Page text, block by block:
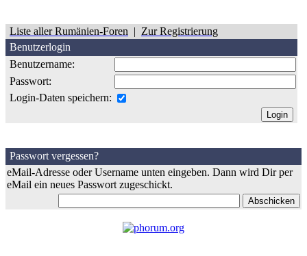
Liste aller Rumänien-Foren | Zur Registrierung
Benutzerlogin
Benutzername:
Passwort:
Login-Daten speichern:
Passwort vergessen?
eMail-Adresse oder Username unten eingeben. Dann wird Dir per
eMail ein neues Passwort zugeschickt.